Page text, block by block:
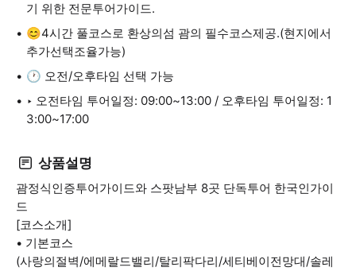
기 위한 전문투어가이드.
😊4시간 풀코스로 환상의섬 괌의 필수코스제공.(현지에서
추가선택조율가능)
🕐 오전/오후타임 선택 가능
‣ 오전타임 투어일정: 09:00~13:00 / 오후타임 투어일정: 1
3:00~17:00
상품설명
괌정식인증투어가이드와 스팟남부 8곳 단독투어 한국인가이
드
[코스소개]
• 기본코스
(사랑의절벽/에메랄드밸리/탈리팍다리/세티베이전망대/솔레